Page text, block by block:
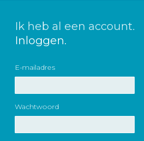
Ik heb al een account.
Inloggen.
E-mailadres
Wachtwoord